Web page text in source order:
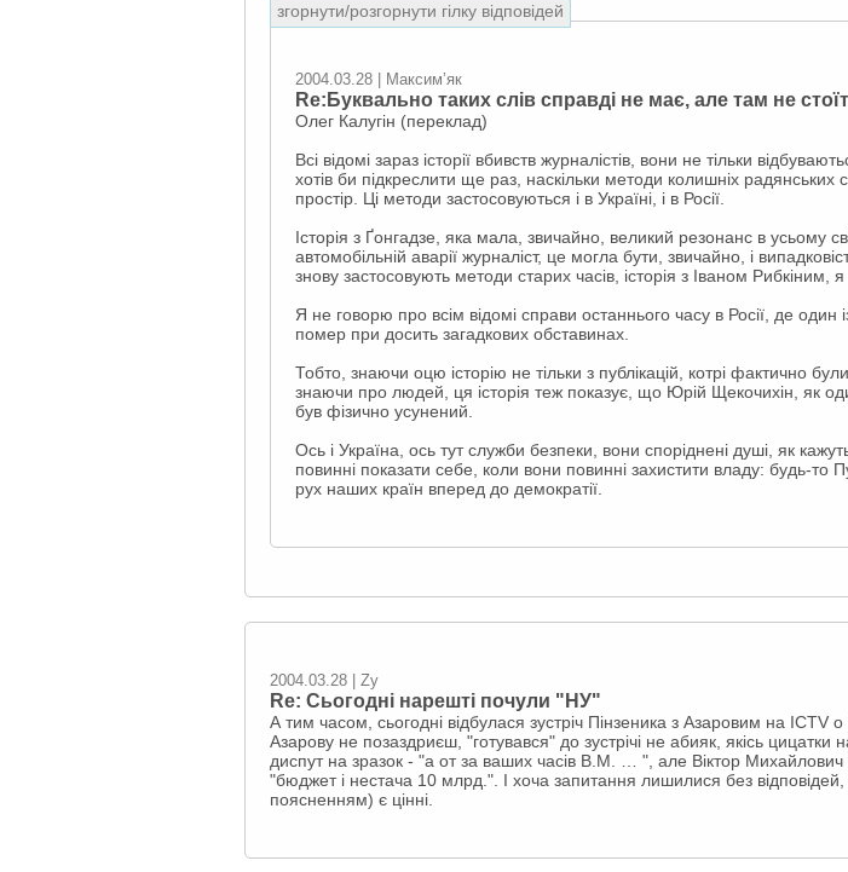
згорнути/розгорнути гілку відповідей
2004.03.28 | Максим’як
Re:Буквально таких слів справді не має, але там не
Олег Калугін (переклад)
Всі відомі зараз історії вбивств журналістів, вони не тільки
хотів би підкреслити ще раз, наскільки методи колишніх
простір. Ці методи застосовуються і в Україні, і в Росії.
Історія з Ґонгадзе, яка мала, звичайно, великий резонанс в усьому
автомобільній аварії журналіст, це могла бути, звичайно, і
знову застосовують методи старих часів, історія з Іваном Рибкіним, я
Я не говорю про всім відомі справи останнього часу в Росії, де один
помер при досить загадкових обставинах.
Тобто, знаючи оцю історію не тільки з публікацій, котрі фактично
знаючи про людей, ця історія теж показує, що Юрій Щекочихін, як
був фізично усунений.
Ось і Україна, ось тут служби безпеки, вони споріднені душі, як
повинні показати себе, коли вони повинні захистити владу: будь-то
рух наших країн вперед до демократії.
2004.03.28 | Zy
Re: Сьогодні нарешті почули "НУ"
А тим часом, сьогодні відбулася зустріч Пінзеника з Азаровим на ICTV о
Азарову не позаздриєш, "готувався" до зустрічі не абияк, якісь
диспут на зразок - "а от за ваших часів В.М. … ", але Віктор Михайлович
"бюджет і нестача 10 млрд.". І хоча запитання лишилися без
поясненням) є цінні.